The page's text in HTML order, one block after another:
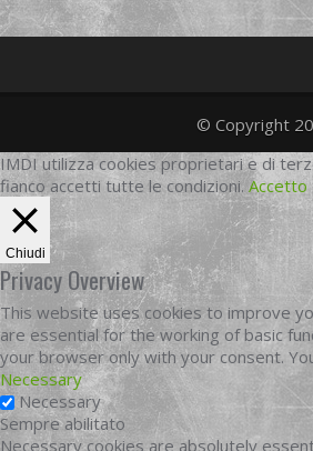
© Copyright
IMDI utilizza cookies proprietari e di
fianco accetti tutte le condizioni. Accetto
Chiudi
Privacy Overview
This website uses cookies to improve
are essential for the working of basic
your browser only with your consent.
Necessary
Necessary
Sempre abilitato
Necessary cookies are absolutely